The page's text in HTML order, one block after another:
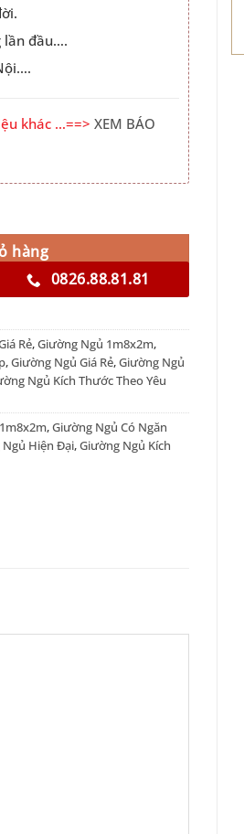
lần đầu….
khác …==> XEM BÁO
501 số lượng
hàng
0826.88.81.81
Rẻ,Giường Ngủ 1m8x2m,
,Giường Ngủ Giá Rẻ,Giường Ngủ
Ngủ Kích Thước Theo Yêu
,Giường Ngủ Có Ngăn
Hiện Đại,Giường Ngủ Kích